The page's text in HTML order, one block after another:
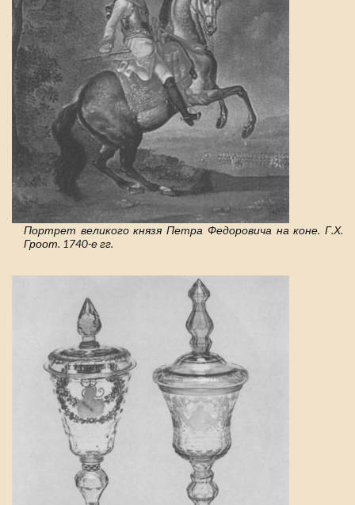
Портрет великого князя Петра Федоровича на коне. Г.Х.
Гроот. 1740-е гг.